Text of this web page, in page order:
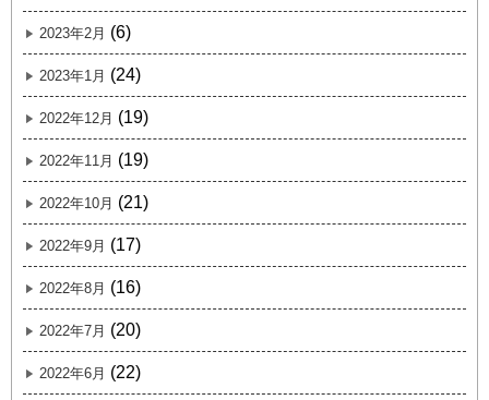
2023年2月 (6)
2023年1月 (24)
2022年12月 (19)
2022年11月 (19)
2022年10月 (21)
2022年9月 (17)
2022年8月 (16)
2022年7月 (20)
2022年6月 (22)